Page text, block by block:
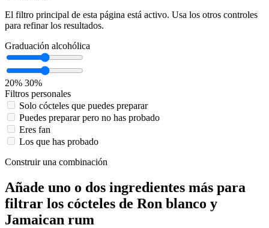
El filtro principal de esta página está activo. Usa los otros controles
para refinar los resultados.
Graduación alcohólica
20% 30%
Filtros personales
Solo cócteles que puedes preparar
Puedes preparar pero no has probado
Eres fan
Los que has probado
Construir una combinación
Añade uno o dos ingredientes más para
filtrar los cócteles de Ron blanco y
Jamaican rum